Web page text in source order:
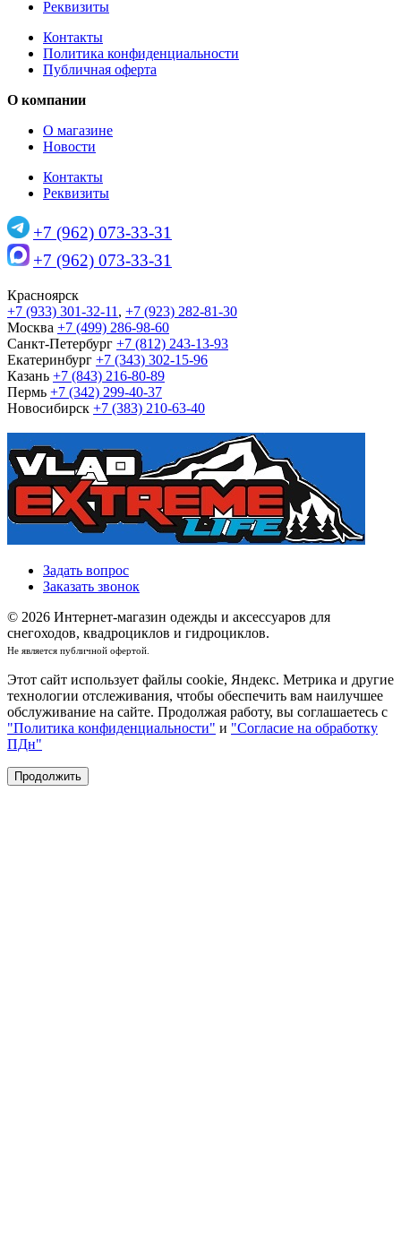
Реквизиты
Контакты
Политика конфиденциальности
Публичная оферта
О компании
О магазине
Новости
Контакты
Реквизиты
+7 (962) 073-33-31
+7 (962) 073-33-31
Красноярск
+7 (933) 301-32-11 , +7 (923) 282-81-30
Москва +7 (499) 286-98-60
Санкт-Петербург +7 (812) 243-13-93
Екатеринбург +7 (343) 302-15-96
Казань +7 (843) 216-80-89
Пермь +7 (342) 299-40-37
Новосибирск +7 (383) 210-63-40
Задать вопрос
Заказать звонок
© 2026 Интернет-магазин одежды и аксессуаров для
снегоходов, квадроциклов и гидроциклов.
Не является публичной офертой.
Этот сайт использует файлы cookie, Яндекс. Метрика и другие
технологии отслеживания, чтобы обеспечить вам наилучшее
обслуживание на сайте. Продолжая работу, вы соглашаетесь с
"Политика конфиденциальности" и "Согласие на обработку
ПДн"
Продолжить